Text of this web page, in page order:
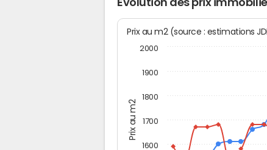
Prix au m2
Prix au m2 (source : estimations
1600
1700
1800
1900
2000